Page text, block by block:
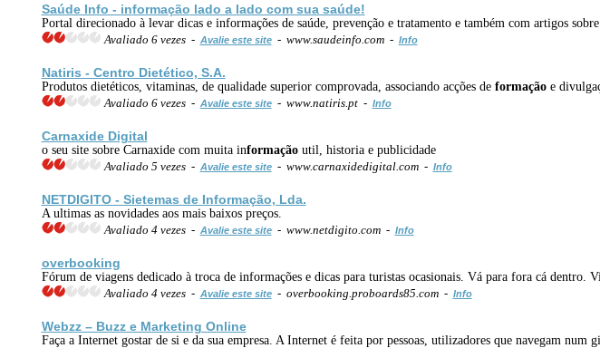
Saúde Info - informação lado a lado com sua saúde!
Portal direcionado à levar dicas e informações de saúde, prevenção e tratamento e também com artigos
Avaliado 6 vezes - Avalie este site- www.saudeinfo.com - Info
Natiris - Centro Dietético, S.A.
Produtos dietéticos, vitaminas, de qualidade superior comprovada, associando acções de formaçãoe
Avaliado 6 vezes - Avalie este site- www.natiris.pt - Info
Carnaxide Digital
o seu site sobre Carnaxide com muita informaçãoutil, historia e publicidade
Avaliado 5 vezes - Avalie este site- www.carnaxidedigital.com - Info
NETDIGITO - Sietemas de Informação, Lda.
A ultimas as novidades aos mais baixos preços.
Avaliado 4 vezes - Avalie este site- www.netdigito.com - Info
overbooking
Fórum de viagens dedicado à troca de informações e dicas para turistas ocasionais. Vá para fora cá dentro.
Avaliado 4 vezes - Avalie este site- overbooking.proboards85.com - Info
Webzz – Buzz e Marketing Online
Faça a Internet gostar de si e da sua empresa. A Internet é feita por pessoas, utilizadores que navegam num